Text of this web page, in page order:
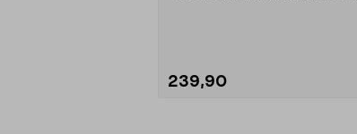
239,90